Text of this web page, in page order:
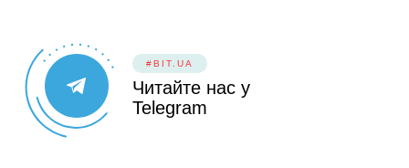
#BIT.UA
Читайте нас у
Telegram